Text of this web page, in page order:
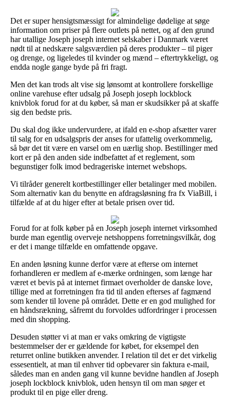
Det er super hensigtsmæssigt for almindelige dødelige at søge
information om priser på flere outlets på nettet, og af den grund
har utallige Joseph joseph internet selskaber i Danmark været
nødt til at nedskære salgsværdien på deres produkter – til piger
og drenge, og ligeledes til kvinder og mænd – eftertrykkeligt, og
endda nogle gange byde på fri fragt.
Men det kan trods alt vise sig lønsomt at kontrollere forskellige
online varehuse efter udsalg på Joseph joseph lockblock
knivblok forud for at du køber, så man er skudsikker på at skaffe
sig den bedste pris.
Du skal dog ikke undervurdere, at ifald en e-shop afsætter varer
til salg for en udsalgspris der anses for ufattelig overkommelig,
så bør det tit være en varsel om en uærlig shop. Bestillinger med
kort er på den anden side indbefattet af et reglement, som
begunstiger folk imod bedrageriske internet webshops.
Vi tilråder generelt kortbestillinger eller betalinger med mobilen.
Som alternativ kan du benytte en afdragsløsning fra fx ViaBill, i
tilfælde af at du higer efter at betale prisen over tid.
Forud for at folk køber på en Joseph joseph internet virksomhed
burde man egentlig overveje netshoppens forretningsvilkår, dog
er det i mange tilfælde en omfattende opgave.
En anden løsning kunne derfor være at efterse om internet
forhandleren er medlem af e-mærke ordningen, som længe har
været et bevis på at internet firmaet overholder de danske love,
tillige med at forretningen fra tid til anden efterses af fagmænd
som kender til lovene på området. Dette er en god mulighed for
en håndsrækning, såfremt du forvoldes udfordringer i processen
med din shopping.
Desuden støtter vi at man er vaks omkring de vigtigste
bestemmelser der er gældende for købet, for eksempel den
returret online butikken anvender. I relation til det er det virkelig
essesentielt, at man til enhver tid opbevarer sin faktura e-mail,
således man en anden gang vil kunne bevidne handlen af Joseph
joseph lockblock knivblok, uden hensyn til om man søger et
produkt til en pige eller dreng.